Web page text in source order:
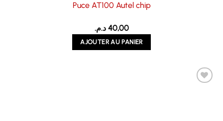
Puce AT100 Autel chip
40,00 د.م.
AJOUTER AU PANIER